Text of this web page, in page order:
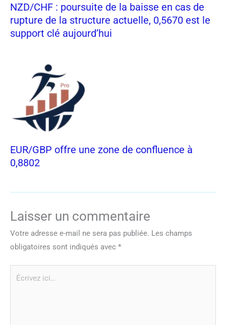
NZD/CHF : poursuite de la baisse en cas de
rupture de la structure actuelle, 0,5670 est le
support clé aujourd’hui
EUR/GBP offre une zone de confluence à
0,8802
Laisser un commentaire
Votre adresse e-mail ne sera pas publiée. Les champs
obligatoires sont indiqués avec *